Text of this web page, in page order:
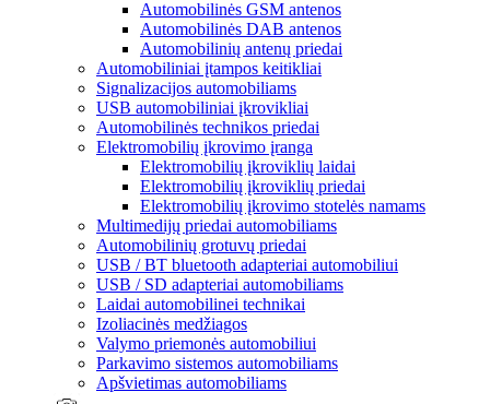
Automobilinės GSM antenos
Automobilinės DAB antenos
Automobilinių antenų priedai
Automobiliniai įtampos keitikliai
Signalizacijos automobiliams
USB automobiliniai įkrovikliai
Automobilinės technikos priedai
Elektromobilių įkrovimo įranga
Elektromobilių įkroviklių laidai
Elektromobilių įkroviklių priedai
Elektromobilių įkrovimo stotelės namams
Multimedijų priedai automobiliams
Automobilinių grotuvų priedai
USB / BT bluetooth adapteriai automobiliui
USB / SD adapteriai automobiliams
Laidai automobilinei technikai
Izoliacinės medžiagos
Valymo priemonės automobiliui
Parkavimo sistemos automobiliams
Apšvietimas automobiliams